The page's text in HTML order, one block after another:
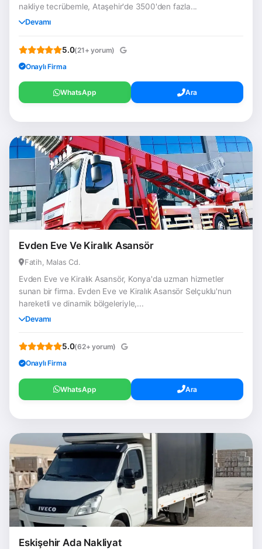
nakliye tecrübemle, Ataşehir'de 3500'den fazla...
Devamı
5.0(21+ yorum)
Onaylı Firma
WhatsApp Ara
Evden Eve Ve Kiralık Asansör
Fatih, Malas Cd.
Evden Eve ve Kiralık Asansör, Konya'da uzman hizmetler
sunan bir firma. Evden Eve ve Kiralık Asansör Selçuklu'nun
hareketli ve dinamik bölgeleriyle,...
Devamı
5.0(62+ yorum)
Onaylı Firma
WhatsApp Ara
Eskişehir Ada Nakliyat